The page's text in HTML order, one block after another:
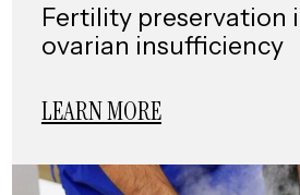
Fertility preservation
ovarian insufficiency
LEARN MORE